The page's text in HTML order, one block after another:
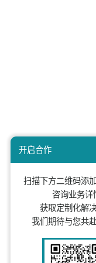
知家文化
DTC研究院
关于我们
京ICP备 05012247号